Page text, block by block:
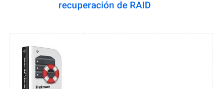
recuperación de RAID